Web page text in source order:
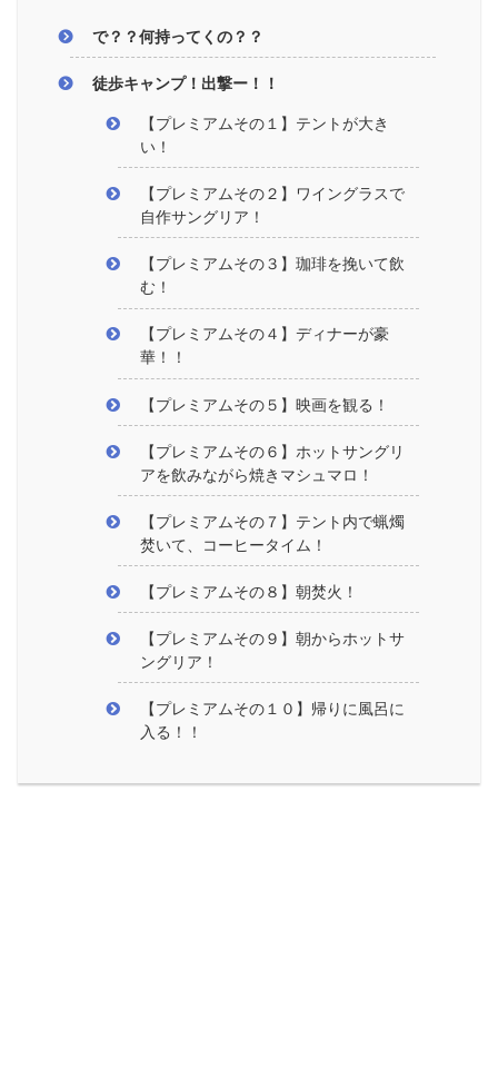
で？？何持ってくの？？
徒歩キャンプ！出撃ー！！
【プレミアムその１】テントが大き
い！
【プレミアムその２】ワイングラスで
自作サングリア！
【プレミアムその３】珈琲を挽いて飲
む！
【プレミアムその４】ディナーが豪
華！！
【プレミアムその５】映画を観る！
【プレミアムその６】ホットサングリ
アを飲みながら焼きマシュマロ！
【プレミアムその７】テント内で蝋燭
焚いて、コーヒータイム！
【プレミアムその８】朝焚火！
【プレミアムその９】朝からホットサ
ングリア！
【プレミアムその１０】帰りに風呂に
入る！！